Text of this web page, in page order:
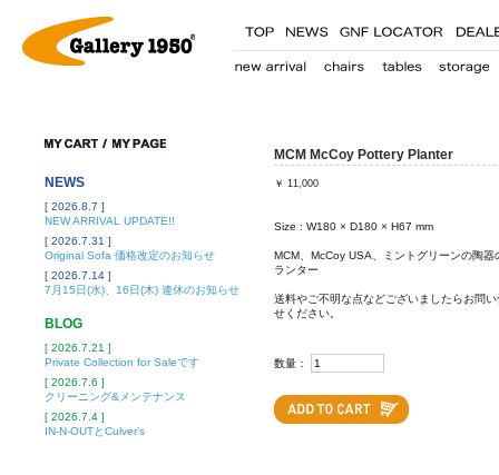
NEWS
[ 2026.8.7 ]
NEW ARRIVAL UPDATE!!
[ 2026.7.31 ]
Original Sofa 価格改定のお知らせ
[ 2026.7.14 ]
7月15日(水)、16日(木) 連休のお知らせ
BLOG
[ 2026.7.21 ]
Private Collection for Saleです
[ 2026.7.6 ]
クリーニング&メンテナンス
[ 2026.7.4 ]
IN-N-OUTとCulver’s
MCM McCoy Pottery Planter
￥ 11,000
Size : W180 × D180 × H67 mm
MCM、McCoy USA、ミントグリーンの陶器
ランター
送料やご不明な点などございましたらお問い
せください。
数量：